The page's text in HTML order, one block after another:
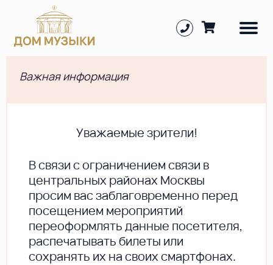
Важная информация
Уважаемые зрители!
В cвязи с ограничением связи в
центральных районах Москвы
просим вас заблаговременно перед
посещением мероприятий
переоформлять данные посетителя,
распечатывать билеты или
сохранять их на своих смартфонах.